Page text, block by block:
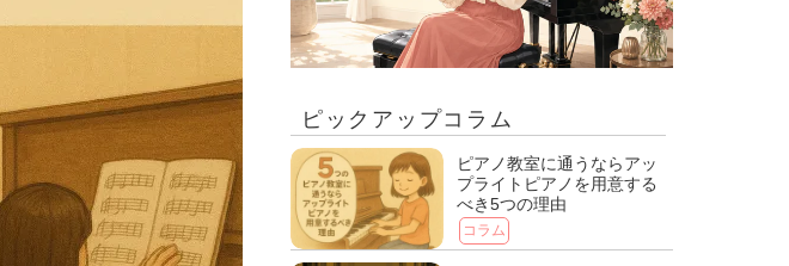
ピックアップコラム
ピアノ教室に通うならアッ
プライトピアノを用意する
べき5つの理由
コラム